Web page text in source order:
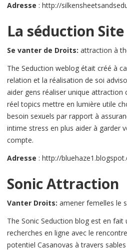
Adresse : http://
La séduction Site
Se vanter de Droits: attraction à
The Seduction weblog était créé à
relation et la réalisation de soi
aider gens réaliser unique attraction
réel topics mettre en lumière utile
besoin sexuels par rapport à
intime stress en plus aider à garder
compte.
Adresse : http://
Sonic Attraction
Vanter Droits: amener femelles le
The Sonic Seduction blog est en
recherches en ligne avec le
potentiel Casanovas à travers